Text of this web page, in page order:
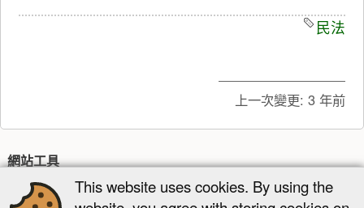
民法
上一次變更: 3 年前
網站工具
最近更新 多媒體管理器 網站地圖
This website uses cookies. By using the